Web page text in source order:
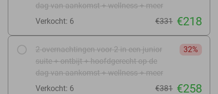
dag van aankomst + wellness + meer
Verkocht: 6 €331 €218
2 overnachtingen voor 2 in een junior
suite + ontbijt + hoofdgerecht op de
dag van aankomst + wellness + meer
32%
Verkocht: 6 €381 €258